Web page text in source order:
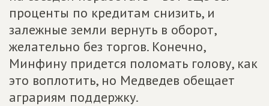
проценты по кредитам снизить, и
залежные земли вернуть в оборот,
желательно без торгов. Конечно,
Минфину придется поломать голову, как
это воплотить, но Медведев обещает
аграриям поддержку.